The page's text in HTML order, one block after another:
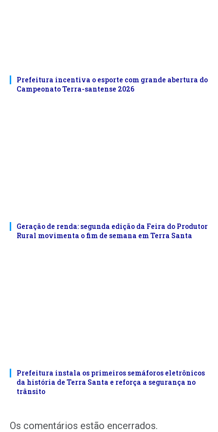
Prefeitura incentiva o esporte com grande abertura do
Campeonato Terra-santense 2026
Geração de renda: segunda edição da Feira do Produtor
Rural movimenta o fim de semana em Terra Santa
Prefeitura instala os primeiros semáforos eletrônicos
da história de Terra Santa e reforça a segurança no
trânsito
Os comentários estão encerrados.